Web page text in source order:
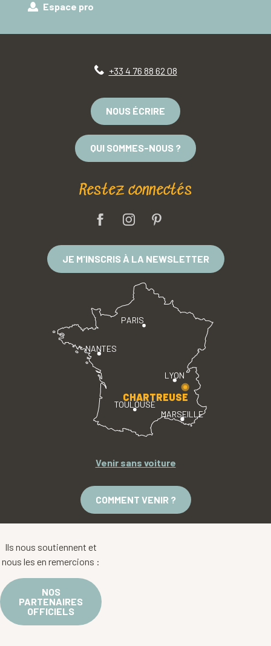
Espace pro
+33 4 76 88 62 08
NOUS ÉCRIRE
QUI SOMMES-NOUS ?
Restez connectés
JE M'INSCRIS À LA NEWSLETTER
PARIS
LYON
TOULOUSE
MARSEILLE
NANTES
CHARTREUSE
Venir sans voiture
COMMENT VENIR ?
Ils nous soutiennent et
nous les en remercions :
NOS
PARTENAIRES
OFFICIELS